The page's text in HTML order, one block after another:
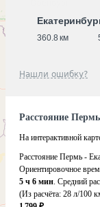
360.8 км
Нашли ошибку?
Расстояние
На интерактивной
Расстояние Пермь -
Ориентировочное
5 ч 6 мин. Средний
(Из расчёта: 28 л/100